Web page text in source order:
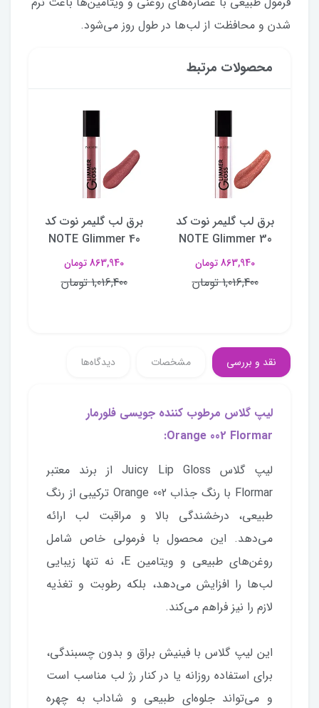
شدن و محافظت از لب‌ها در طول روز می‌شود.
محصولات مرتبط
برق لب گلیمر نوت کد
NOTE Glimmer 30
863,940 تومان
1,016,400 تومان
برق لب گلیمر نوت کد
NOTE Glimmer 40
863,940 تومان
1,016,400 تومان
نقد و بررسی مشخصات دیدگاه‌ها
لیپ گلاس مرطوب کننده جویسی فلورمار
Orange 002 Flormar:
لیپ گلاس Juicy Lip Gloss از برند معتبر
Flormar با رنگ جذاب Orange 002 ترکیبی از رنگ
طبیعی، درخشندگی بالا و مراقبت لب ارائه
می‌دهد. این محصول با فرمولی خاص شامل
روغن‌های طبیعی و ویتامین E، نه تنها زیبایی
لب‌ها را افزایش می‌دهد، بلکه رطوبت و تغذیه
لازم را نیز فراهم می‌کند.
این لیپ گلاس با فینیش براق و بدون چسبندگی،
برای استفاده روزانه یا در کنار رژ لب مناسب است
و می‌تواند جلوه‌ای طبیعی و شاداب به چهره